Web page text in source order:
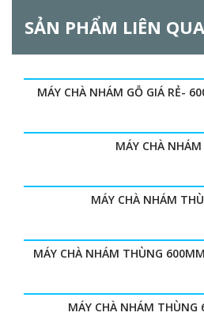
SẢN PHẨM LIÊN
MÁY CHÀ NHÁM GỖ GIÁ RẺ-
MÁY CHÀ NHÁM
MÁY CHÀ NHÁM
MÁY CHÀ NHÁM THÙNG
MÁY CHÀ NHÁM THÙNG